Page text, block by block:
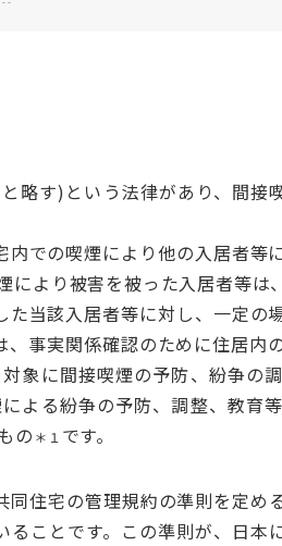
略す)という法律があり、間接
での喫煙により他の入居者等
により被害を被った入居者等は
当該入居者等に対し、一定の
事実関係確認のために住居内
象に間接喫煙の予防、紛争の
よる紛争の予防、調整、教育
の ＊１ です。
住宅の管理規約の準則を定め
ことです。この準則が、日本